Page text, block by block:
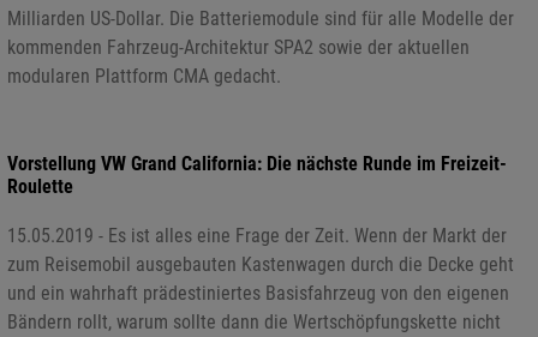
Milliarden US-Dollar. Die Batteriemodule sind für alle Modelle der
kommenden Fahrzeug-Architektur SPA2 sowie der aktuellen
modularen Plattform CMA gedacht.
Vorstellung VW Grand California: Die nächste Runde im Freizeit-
Roulette
15.05.2019 - Es ist alles eine Frage der Zeit. Wenn der Markt der
zum Reisemobil ausgebauten Kastenwagen durch die Decke geht
und ein wahrhaft prädestiniertes Basisfahrzeug von den eigenen
Bändern rollt, warum sollte dann die Wertschöpfungskette nicht